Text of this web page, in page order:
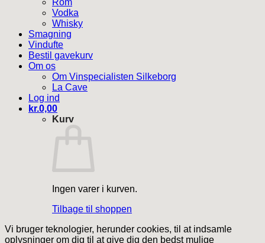
Rom
Vodka
Whisky
Smagning
Vindufte
Bestil gavekurv
Om os
Om Vinspecialisten Silkeborg
La Cave
Log ind
kr.0,00
Kurv
Ingen varer i kurven.
Tilbage til shoppen
Vi bruger teknologier, herunder cookies, til at indsamle
oplysninger om dig til at give dig den bedst mulige